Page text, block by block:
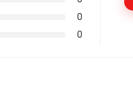
0
0